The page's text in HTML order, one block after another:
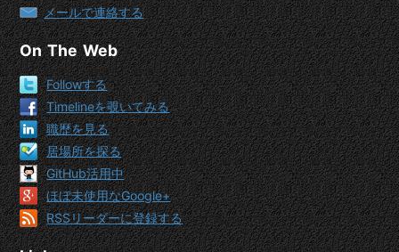
メールで連絡する
On The Web
Followする
Timelineを覗いてみる
職歴を見る
居場所を探る
GitHub活用中
ほぼ未使用なGoogle+
RSSリーダーに登録する